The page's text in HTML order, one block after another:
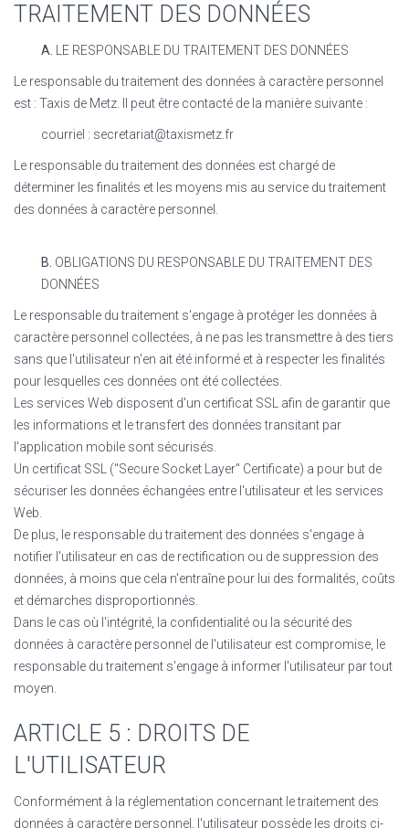
TRAITEMENT DES DONNÉES
A. LE RESPONSABLE DU TRAITEMENT DES DONNÉES
Le responsable du traitement des données à caractère personnel
est : Taxis de Metz . Il peut être contacté de la manière suivante :
courriel : secretariat@taxismetz.fr
Le responsable du traitement des données est chargé de
déterminer les finalités et les moyens mis au service du traitement
des données à caractère personnel.
B. OBLIGATIONS DU RESPONSABLE DU TRAITEMENT DES
DONNÉES
Le responsable du traitement s'engage à protéger les données à
caractère personnel collectées, à ne pas les transmettre à des tiers
sans que l'utilisateur n'en ait été informé et à respecter les finalités
pour lesquelles ces données ont été collectées.
Les services Web disposent d'un certificat SSL afin de garantir que
les informations et le transfert des données transitant par
l'application mobile sont sécurisés.
Un certificat SSL ("Secure Socket Layer" Certificate) a pour but de
sécuriser les données échangées entre l'utilisateur et les services
Web.
De plus, le responsable du traitement des données s'engage à
notifier l'utilisateur en cas de rectification ou de suppression des
données, à moins que cela n'entraîne pour lui des formalités, coûts
et démarches disproportionnés.
Dans le cas où l'intégrité, la confidentialité ou la sécurité des
données à caractère personnel de l'utilisateur est compromise, le
responsable du traitement s'engage à informer l'utilisateur par tout
moyen.
ARTICLE 5 : DROITS DE
L'UTILISATEUR
Conformément à la réglementation concernant le traitement des
données à caractère personnel, l'utilisateur possède les droits ci-